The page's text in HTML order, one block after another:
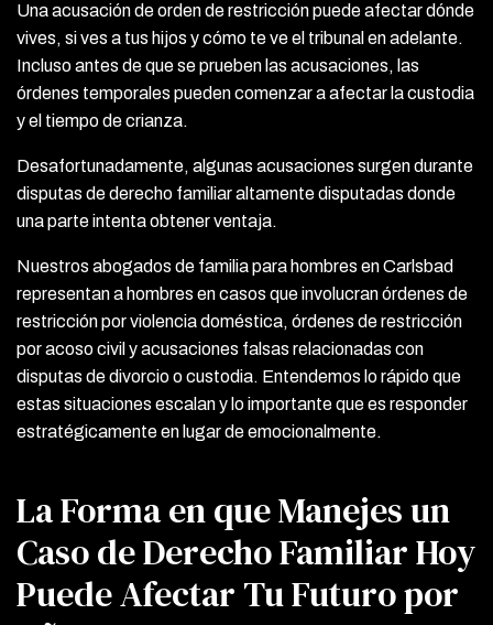
Una acusación de orden de restricción puede afectar dónde
vives, si ves a tus hijos y cómo te ve el tribunal en adelante.
Incluso antes de que se prueben las acusaciones, las
órdenes temporales pueden comenzar a afectar la custodia
y el tiempo de crianza.
Desafortunadamente, algunas acusaciones surgen durante
disputas de derecho familiar altamente disputadas donde
una parte intenta obtener ventaja.
Nuestros abogados de familia para hombres en Carlsbad
representan a hombres en casos que involucran órdenes de
restricción por violencia doméstica, órdenes de restricción
por acoso civil y acusaciones falsas relacionadas con
disputas de divorcio o custodia. Entendemos lo rápido que
estas situaciones escalan y lo importante que es responder
estratégicamente en lugar de emocionalmente.
La Forma en que Manejes un
Caso de Derecho Familiar Hoy
Puede Afectar Tu Futuro por